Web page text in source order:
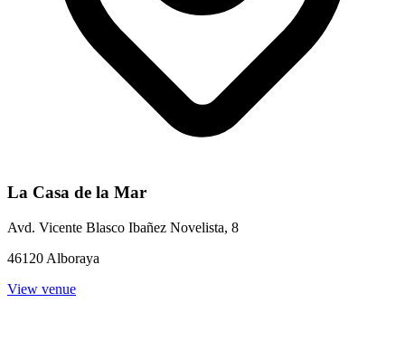
La Casa de la Mar
Avd. Vicente Blasco Ibañez Novelista, 8
46120 Alboraya
View venue